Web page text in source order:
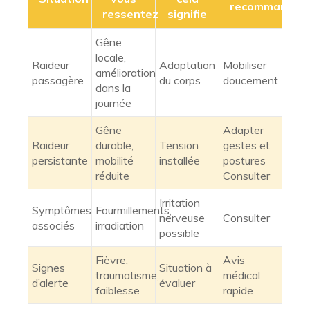
ressentez
signifie
recommandée
Raideur
passagère
Gêne
locale,
amélioration
dans la
journée
Adaptation
du corps
Mobiliser
doucement
Raideur
persistante
Gêne
durable,
mobilité
réduite
Tension
installée
Adapter
gestes et
postures
Consulter
Symptômes
associés
Fourmillements,
irradiation
Irritation
nerveuse
possible
Consulter
Signes
d’alerte
Fièvre,
traumatisme,
faiblesse
Situation à
évaluer
Avis
médical
rapide